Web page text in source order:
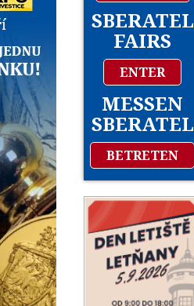
SBERATEL
FAIRS
ENTER
MESSEN
SBERATEL
BETRETEN